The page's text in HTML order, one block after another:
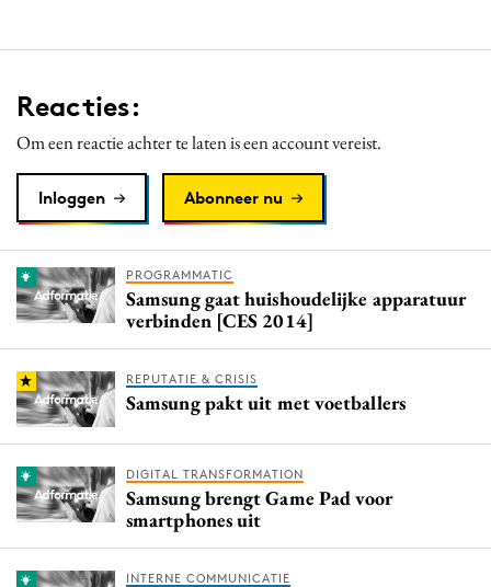
Reacties:
Om een reactie achter te laten is een account vereist.
Inloggen Abonneer nu
PROGRAMMATIC
Samsung gaat huishoudelijke apparatuur
verbinden [CES 2014]
REPUTATIE & CRISIS
Samsung pakt uit met voetballers
DIGITAL TRANSFORMATION
Samsung brengt Game Pad voor
smartphones uit
INTERNE COMMUNICATIE